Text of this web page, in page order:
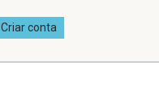
Criar conta